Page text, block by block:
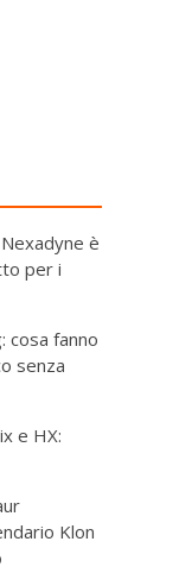
è
per i
cosa fanno
senza
e HX:
Klon